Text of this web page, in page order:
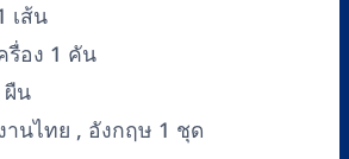
เส้น
รื่อง 1 คัน
ผืน
านไทย , อังกฤษ 1 ชุด